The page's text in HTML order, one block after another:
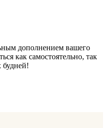
дополнением вашего
как самостоятельно, так
будней!